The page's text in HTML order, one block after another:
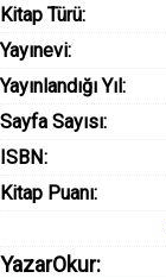
Kitap Türü:
Yayınevi:
Yayınlandığı Yıl:
Sayfa Sayısı:
ISBN:
Kitap Puanı:
YazarOkur: